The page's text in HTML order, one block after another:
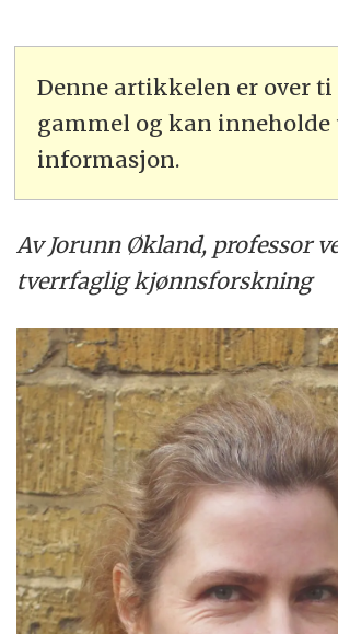
Denne artikkelen er over ti
gammel og kan
informasjon.
Av Jorunn Økland, professor
tverrfaglig kjønnsforskning